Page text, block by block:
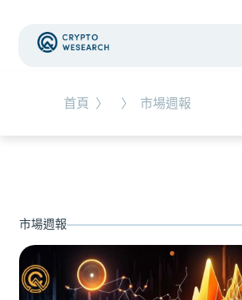
首頁 〉 〉 市場週報
NEW EVENT
NEW ARTICLES
老牌交易所 BitMEX 熄燈！ 熊市中
汰潮中生存？
時事觀點
市場週報